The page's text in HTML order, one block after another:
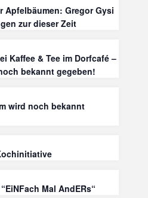
Apfelbäumen: Gregor Gysi
zur dieser Zeit
Kaffee & Tee im Dorfcafé –
bekannt gegeben!
wird noch bekannt
Mal AndERs“